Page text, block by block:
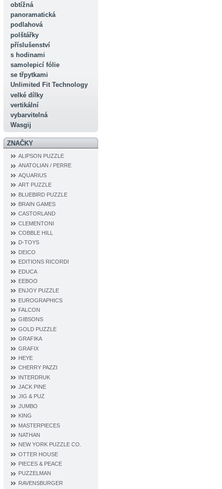
obtížná
panoramatická
podlahová
polštářky
příslušenství
s hodinami
samolepicí fólie
se třpytkami
Unlimited Fit Technology
velké dílky
vertikální
vybarvitelná
Wasgij
ZNAČKY
ALIPSON PUZZLE
ANATOLIAN / PERRE
AQUARIUS
ART PUZZLE
BLUEBIRD PUZZLE
BRAIN GAMES
CASTORLAND
CLEMENTONI
COBBLE HILL
D‐TOYS
DEICO
EDITIONS RICORDI
EDUCA
EEBOO
ENJOY PUZZLE
EUROGRAPHICS
FALCON
GIBSONS
GOLD PUZZLE
GRAFIKA
GRAFIX
HEYE
CHERRY PAZZI
INTERDRUK
JACK PINE
JIG & PUZ
JUMBO
KING
MASTERPIECES
NATHAN
NEW YORK PUZZLE CO.
OTTER HOUSE
PIECES & PEACE
PUZZELMAN
RAVENSBURGER